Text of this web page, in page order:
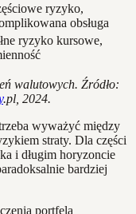
ryzyko,
obsługa
ryzyko kursowe,
walutowych. Źródło:
.pl, 2024.
wyważyć między
straty. Dla części
i długim horyzoncie
bardziej